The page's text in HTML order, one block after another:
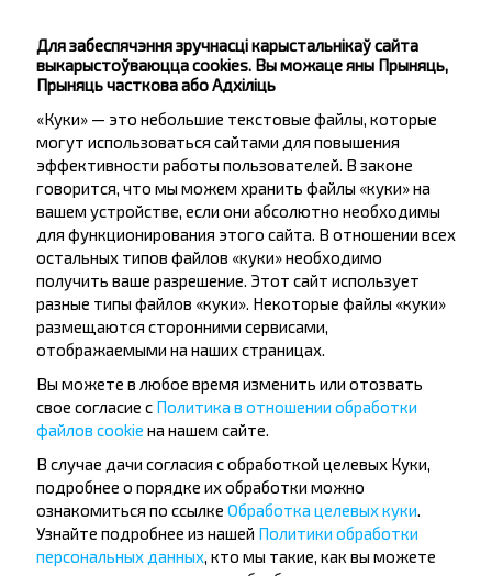
Сведское-2
Жадаеце
падарожнічаць
танней?
Не прапусці спецыяльныя акцыі, зніжкі і іншыя
цікавыя прапановы INFOBUS. Падпішыся на
атрыманне навін і падарожнічай з намі танней!
Падпісацц
Для забеспячэння зручнасці карыстальнікаў сайта
выкарыстоўваюцца cookies. Вы можаце яны Прыняць,
Прыняць часткова або Адхіліць
«Куки» — это небольшие текстовые файлы, которые
могут использоваться сайтами для повышения
эффективности работы пользователей. В законе
говорится, что мы можем хранить файлы «куки» на
вашем устройстве, если они абсолютно необходимы
для функционирования этого сайта. В отношении всех
остальных типов файлов «куки» необходимо
получить ваше разрешение. Этот сайт использует
разные типы файлов «куки». Некоторые файлы «куки»
размещаются сторонними сервисами,
отображаемыми на наших страницах.
Вы можете в любое время изменить или отозвать
свое согласие с Политика в отношении обработки
файлов cookie на нашем сайте.
В случае дачи согласия с обработкой целевых Куки,
подробнее о порядке их обработки можно
ознакомиться по ссылке Обработка целевых куки.
Узнайте подробнее из нашей Политики обработки
персональных данных, кто мы такие, как вы можете